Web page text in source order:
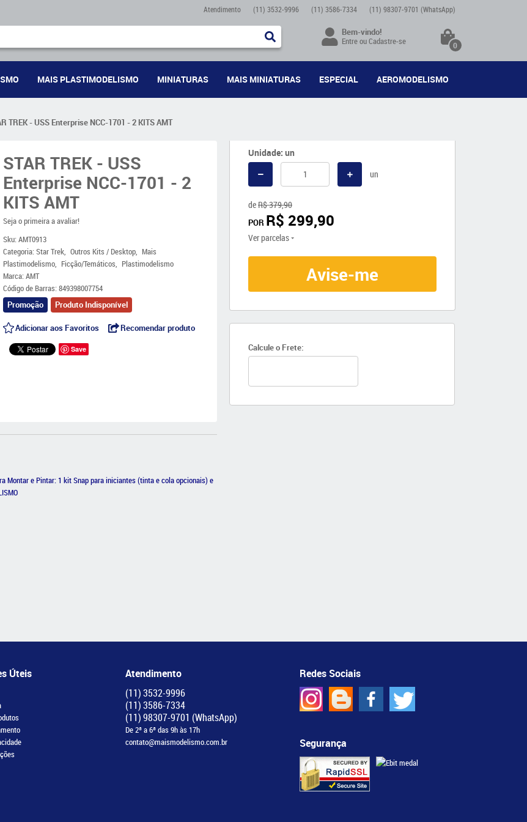
Atendimento (11) 3532-9996 (11) 3586-7334 (11) 98307-9701 (WhatsApp)
Bem-vindo!
EntreouCadastre-se 0
MAIS PLASTIMODELISMO MINIATURAS MAIS MINIATURAS ESPECIAL AEROMODELISMO
TREK - USS Enterprise NCC-1701 - 2 KITS AMT
STAR TREK - USS
Enterprise NCC-1701 - 2
KITS AMT
Seja o primeira a avaliar!
Sku:AMT0913
Categoria:Star Trek Outros Kits / Desktop
Mais
Plastimodelismo
Ficção/Temáticos
Plastimodelismo
Marca:AMT
Código de Barras:849398007754
Promoção
Produto Indisponível
Adicionar aos Favoritos Recomendar produto
Save
Unidade: un
un
deR$ 379,90
POR R$ 299,90
Ver parcelas
Avise-me
Calcule o Frete:
Montar e Pintar: 1 kit Snap para iniciantes (tinta e cola opcionais) e
Úteis
Atendimento
(11)3532-9996
(11)3586-7334
(11)98307-9701 (WhatsApp)
De 2ª a 6ª das 9h às 17h
contato@maismodelismo.com.br
Redes Sociais
Segurança